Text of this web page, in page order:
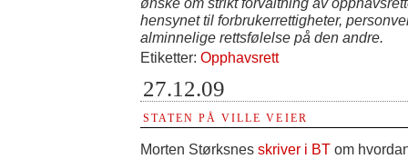
hensynet til forbrukerrettigheter,
alminnelige rettsfølelse på den andre.
Etiketter: Opphavsrett
27.12.09
STATEN PÅ VILLE VEIER
Morten Størksnes skriver i BT om